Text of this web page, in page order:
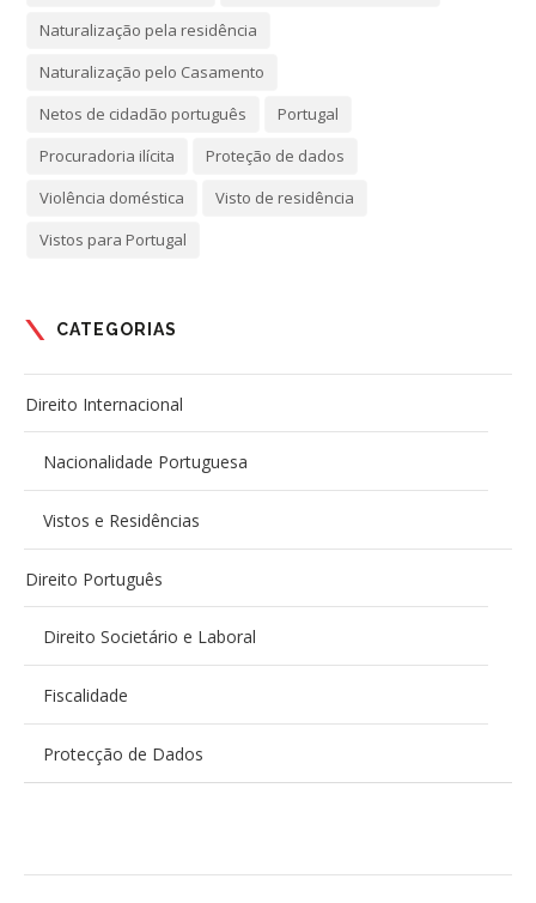
Naturalização pela residência
Naturalização pelo Casamento
Netos de cidadão português
Portugal
Procuradoria ilícita
Proteção de dados
Violência doméstica
Visto de residência
Vistos para Portugal
CATEGORIAS
Direito Internacional
Nacionalidade Portuguesa
Vistos e Residências
Direito Português
Direito Societário e Laboral
Fiscalidade
Protecção de Dados